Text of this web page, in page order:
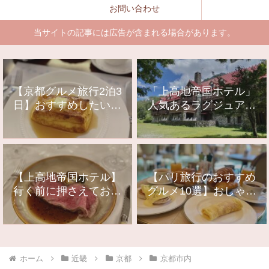
お問い合わせ
当サイトの記事には広告が含まれる場合があります。
【京都グルメ旅行2泊3
日】おすすめしたいレ
ストランやカフェ11選
「上高地帝国ホテル」
人気あるラグジュアリ
ーな山岳リゾートに宿
泊！
【上高地帝国ホテル】
行く前に押さえておき
たいレストラン情報ま
とめ
【パリ旅行のおすすめ
グルメ10選】おしゃれ
でおいしいお店をご紹
介
ホーム 近畿 京都 京都市内